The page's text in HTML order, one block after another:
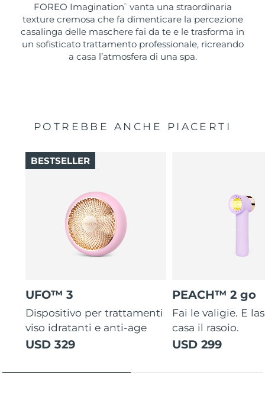
FOREO Imagination ™
vanta una straordinaria
texture cremosa che fa dimenticare la percezione
casalinga delle maschere fai da te e le trasforma in
un sofisticato trattamento professionale, ricreando
a casa l’atmosfera di una spa.
POTREBBE ANCHE PIACERTI
UFO™ 3
Dispositivo per trattamenti
viso idratanti e anti-age
USD 329
BESTSELLER
PEACH™ 2 go
Fai le valigie. E
casa il rasoio.
USD 299